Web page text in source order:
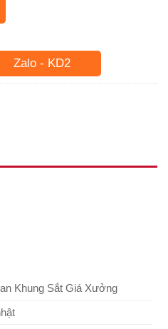
Zalo - KD2
Khung Sắt Giá Xưởng